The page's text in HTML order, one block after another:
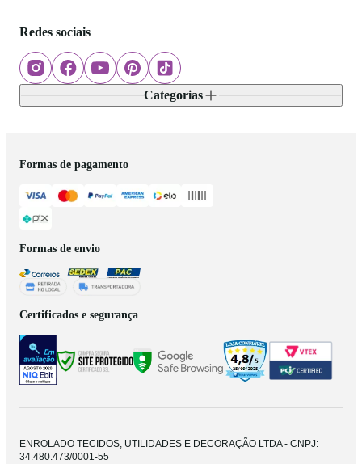
Redes sociais
Categorias
Formas de pagamento
Formas de envio
Certificados e segurança
ENROLADO TECIDOS, UTILIDADES E DECORAÇÃO LTDA - CNPJ:
34.480.473/0001-55